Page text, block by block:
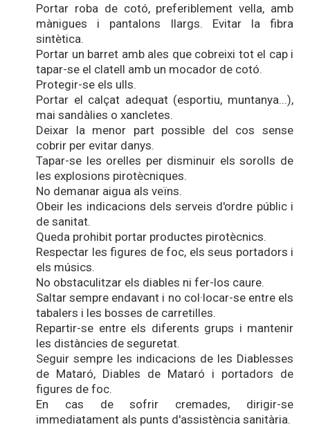
Portar roba de cotó, preferiblement vella, amb
mànigues i pantalons llargs. Evitar la fibra
sintètica.
Portar un barret amb ales que cobreixi tot el cap i
tapar-se el clatell amb un mocador de cotó.
Protegir-se els ulls.
Portar el calçat adequat (esportiu, muntanya...),
mai sandàlies o xancletes.
Deixar la menor part possible del cos sense
cobrir per evitar danys.
Tapar-se les orelles per disminuir els sorolls de
les explosions pirotècniques.
No demanar aigua als veïns.
Obeir les indicacions dels serveis d'ordre públic i
de sanitat.
Queda prohibit portar productes pirotècnics.
Respectar les figures de foc, els seus portadors i
els músics.
No obstaculitzar els diables ni fer-los caure.
Saltar sempre endavant i no col·locar-se entre els
tabalers i les bosses de carretilles.
Repartir-se entre els diferents grups i mantenir
les distàncies de seguretat.
Seguir sempre les indicacions de les Diablesses
de Mataró, Diables de Mataró i portadors de
figures de foc.
En cas de sofrir cremades, dirigir-se
immediatament als punts d'assistència sanitària.